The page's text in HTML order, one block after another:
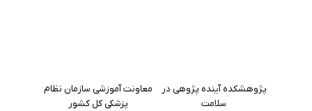
پژوهشکده آینده پژوهی در
سلامت
معاونت آموزشی سازمان نظام
پزشکی کل کشور